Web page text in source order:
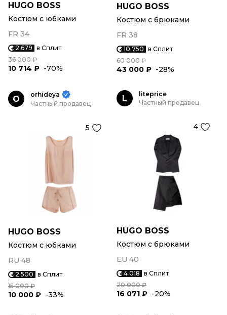
HUGO BOSS
Костюм с юбками
FR 34
2 679 в Сплит
36 000 ₽
10 714 ₽ -70%
HUGO BOSS
Костюм с брюками
FR 38
10 750 в Сплит
60 000 ₽
43 000 ₽ -28%
O
orhideya
Частный продавец
5
HUGO BOSS
Костюм с юбками
RU 48
2 500 в Сплит
15 000 ₽
10 000 ₽ -33%
L
liteprice
Частный продавец
4
HUGO BOSS
Костюм с брюками
EU 40
4 018 в Сплит
20 000 ₽
16 071 ₽ -20%